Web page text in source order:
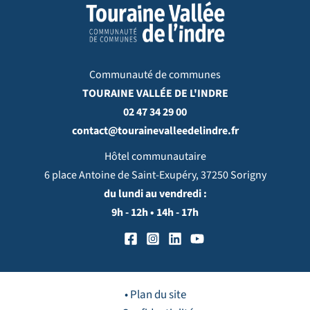
Communauté de communes
TOURAINE VALLÉE DE L'INDRE
02 47 34 29 00
contact@tourainevalleedelindre.fr
Hôtel communautaire
6 place Antoine de Saint-Exupéry, 37250 Sorigny
du lundi au vendredi :
9h - 12h • 14h - 17h
• Plan du site